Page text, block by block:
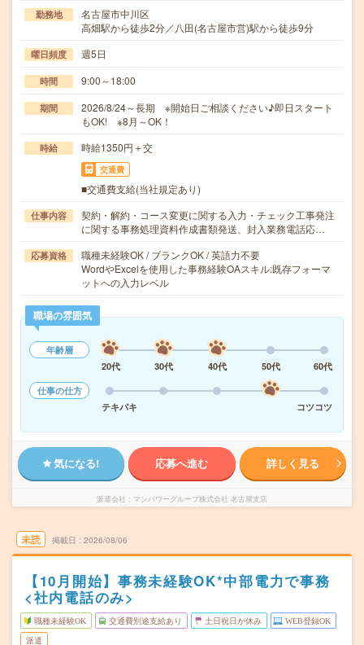
勤務地
名古屋市中川区
高畑駅から徒歩2分／八田(名古屋市営)駅から徒歩9分
曜日頻度 週5日
時間 9:00～18:00
期間
2026/8/24～長期 ※開始日ご相談ください♪即日スタート
もOK! ※8月～OK！
時給 時給1350円＋交
交通費
■交通費支給(当社規定あり)
仕事内容
契約・解約・コース変更に関する入力・チェック工事発注
に関する事務処理資料作成書類発送、封入業務電話応…
応募資格
職種未経験OK / ブランクOK / 英語力不要
WordやExcelを使用した事務経験OAスキル:既存フォーマ
ットへの入力レベル
職場の雰囲気
年齢層
20代
30代 40代 50代
60代
仕事の仕方
テキパキ
コツコツ
気になる! 応募へ進む 詳しく見る
派遣会社 マンパワーグループ株式会社 名古屋支店
未読 掲載日 2026/08/06
【10月開始】事務未経験OK*中部電力で事務
<社内電話のみ>
職種未経験OK 交通費別途支給あり 土日祝日が休み WEB登録OK
派遣